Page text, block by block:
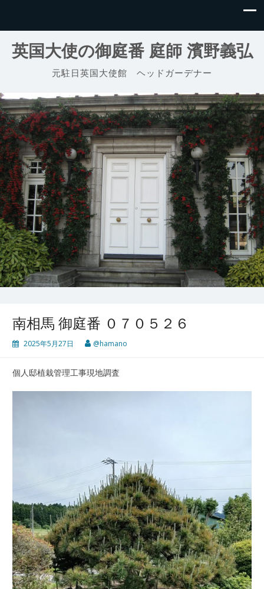
英国大使の御庭番 庭師 濱野義弘
元駐日英国大使館 ヘッドガーデナー
南相馬 御庭番 ０７０５２６
2025年5月27日 @hamano
個人邸植栽管理工事現地調査